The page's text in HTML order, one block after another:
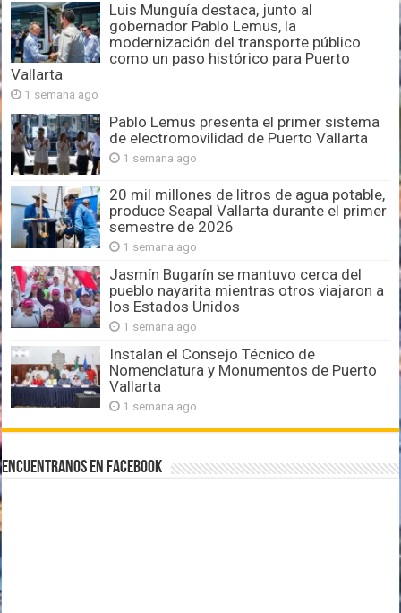
Luis Munguía destaca, junto al
gobernador Pablo Lemus, la
modernización del transporte público
como un paso histórico para Puerto
Vallarta
1 semana ago
Pablo Lemus presenta el primer sistema
de electromovilidad de Puerto Vallarta
1 semana ago
20 mil millones de litros de agua potable,
produce Seapal Vallarta durante el primer
semestre de 2026
1 semana ago
Jasmín Bugarín se mantuvo cerca del
pueblo nayarita mientras otros viajaron a
los Estados Unidos
1 semana ago
Instalan el Consejo Técnico de
Nomenclatura y Monumentos de Puerto
Vallarta
1 semana ago
Encuentranos en Facebook